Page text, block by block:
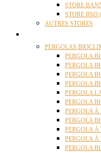
STORE
STORE BSO
AUTRES STORES
PERGOLAS
PERGOLA
PERGOLA
PERGOLA
PERGOLA
PERGOLA
PERGOLA
PERGOLA À
PERGOLA
PERGOLA À
PERGOLA À
PERGOLA